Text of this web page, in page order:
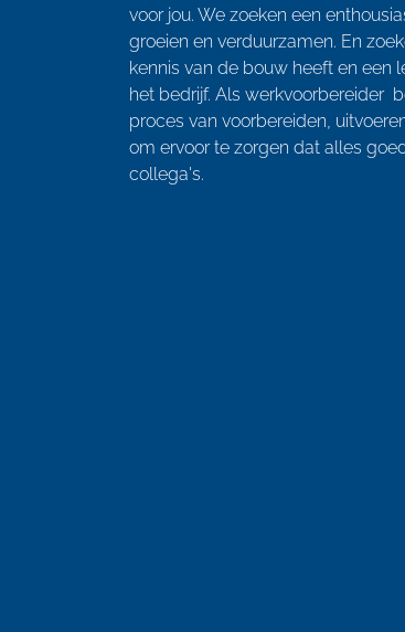
voor jou. We zoeken een
groeien en verduurzamen. En
kennis van de bouw heeft en een
het bedrijf. Als werkvoorbereider
proces van voorbereiden,
om ervoor te zorgen dat alles
collega's.